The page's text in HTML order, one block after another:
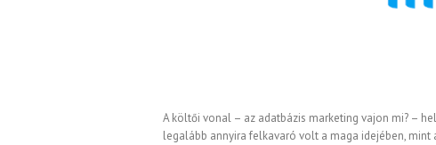
A költői vonal – az adatbázis marketing vajon mi? –
legalább annyira felkavaró volt a maga idejében, mint